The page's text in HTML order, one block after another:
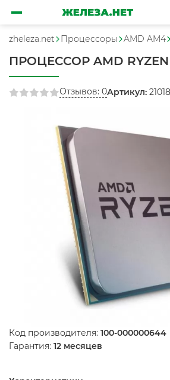
zheleza.net Процессоры AMD AM4
ПРОЦЕССОР AMD RYZEN
Отзывов: 0Артикул:
Код производителя: 100-000000644
Гарантия: 12 месяцев